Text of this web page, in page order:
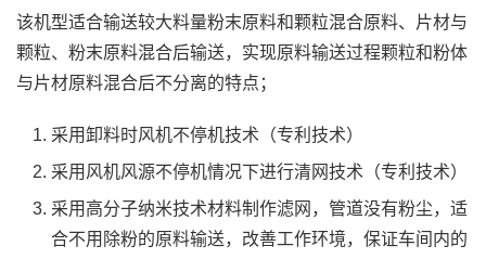
该机型适合输送较大料量粉末原料和颗粒混合原料、片材与
颗粒、粉末原料混合后输送，实现原料输送过程颗粒和粉体
与片材原料混合后不分离的特点；
采用卸料时风机不停机技术（专利技术）
采用风机风源不停机情况下进行清网技术（专利技术）
采用高分子纳米技术材料制作滤网，管道没有粉尘，适
合不用除粉的原料输送，改善工作环境，保证车间内的